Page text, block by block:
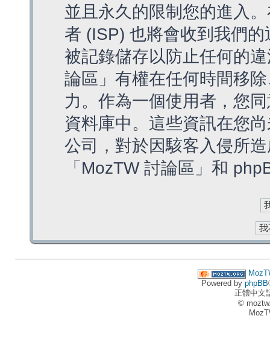
並且永久的限制您的進入
者 (ISP) 也將會收到我們
被記錄儲存以防止任何的
論區」有權在任何時間移
力。作為一個使用者，您
資料庫中。這些資訊在您
公司，對於因駭客入侵所
「MozTW 討論區」和
Powered by phpBB
正體中文
©